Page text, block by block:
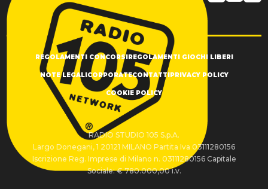
REGOLAMENTI CONCORSIREGOLAMENTI GIOCHI LIBERI
NOTE LEGALICORPORATECONTATTIPRIVACY POLICY
COOKIE POLICY
RADIO STUDIO 105 S.p.A.
Largo Donegani, 1 20121 MILANO Partita Iva 03111280156
Iscrizione Reg. Imprese di Milano n. 03111280156 Capitale
Sociale: € 780.000,00 i.v.